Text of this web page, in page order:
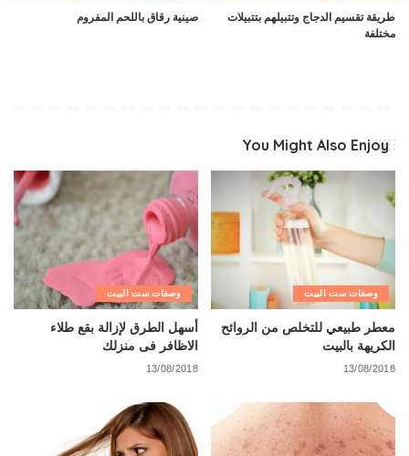
طريقة تقسيم الدجاج وتتبيلهم بتتبيلات
مختلفة
صينية رقاق باللحم المفروم
You Might Also Enjoy
وصفات ست البيت
معطر طبيعي للتخلص من الروائح
الكريهة بالبيت
13/08/2018
وصفات ست البيت
أسهل الطرق لإزالة بقع طلاء
الاظافر فى منزلك
13/08/2018